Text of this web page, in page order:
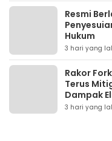
Resmi
Hukum
3 hari yang
Rakor
Terus
Dampak
3 hari yang